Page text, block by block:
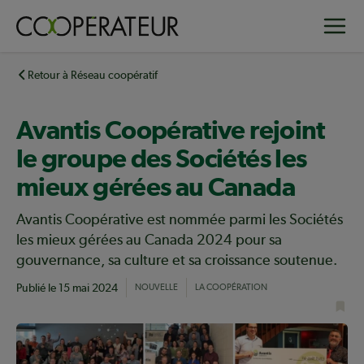
principalRetour à Réseau coopératif
Avantis Coopérative rejoint
le groupe des Sociétés les
mieux gérées au Canada
Avantis Coopérative est nommée parmi les Sociétés
les mieux gérées au Canada 2024 pour sa
gouvernance, sa culture et sa croissance soutenue.
Publié le 15 mai 2024 NOUVELLE LA COOPÉRATION